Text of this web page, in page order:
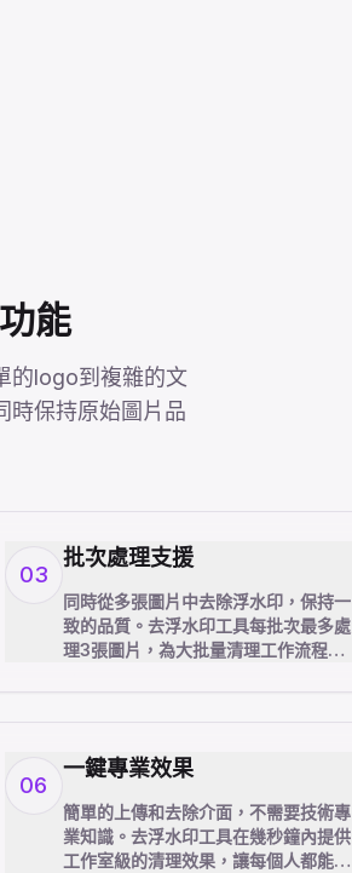
能
的logo到複雜的文
時保持原始圖片品
03
批次處理支援
同時從多張圖片中去除浮水印，保持一
致的品質。去浮水印工具每批次最多處
理3張圖片，為大批量清理工作流程節
06
一鍵專業效果
簡單的上傳和去除介面，不需要技術專
業知識。去浮水印工具在幾秒鐘內提供
工作室級的清理效果，讓每個人都能進